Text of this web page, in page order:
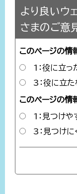
より良いウ
さまのご意
このページの情
1：役に立っ
3：役に立た
このページの情
1：見つけや
3：見つけに